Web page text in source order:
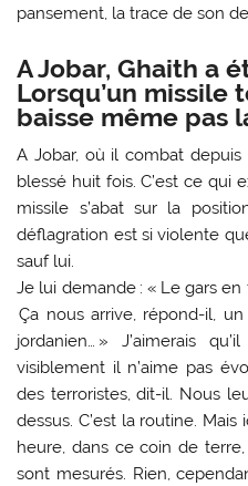
pansement, la trace de son
A Jobar, Ghaith a
Lorsqu’un missile
baisse même pas
A Jobar, où il combat
blessé huit fois. C’est ce qui
missile s’abat sur la
déflagration est si violente
sauf lui.
Je lui demande : « Le gars
Ça nous arrive, répond-il,
jordanien… » J’aimerais
visiblement il n’aime pas
des terroristes, dit-il. Nous
dessus. C’est la routine.
heure, dans ce coin de
sont mesurés. Rien,